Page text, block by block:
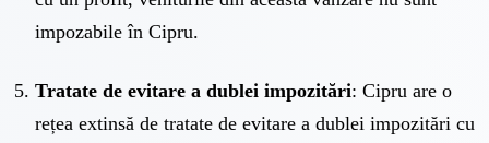
impozabile în Cipru.
Tratate de evitare a dublei impozitări: Cipru are o
rețea extinsă de tratate de evitare a dublei impozitări cu